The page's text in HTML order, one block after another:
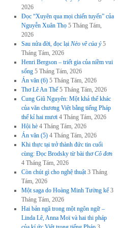
2026
Đọc “Xuyên qua mọi chiến tuyến” của
Nguyễn Xuân Thọ 5 Tháng Tám,
2026
Sau nửa đời, đọc lại Nẻo về của ý 5
Tháng Tám, 2026
Henri Bergson – triết gia của niềm vui
sống 5 Tháng Tám, 2026
Án văn (6) 5 Tháng Tám, 2026
Thơ Lê An Thế 5 Tháng Tám, 2026
Cung Giũ Nguyên: Một khả thể khác
của văn chương Việt bằng tiếng Pháp
thế kỉ hai mươi 4 Tháng Tám, 2026
Hội hè 4 Tháng Tám, 2026
Án văn (5) 4 Tháng Tám, 2026
Khi thực tại trở thành đức tin cuối
cùng: Đọc Brodsky từ bài thơCô đơn
4 Tháng Tám, 2026
Còn chút gì cho nghệ thuật 3 Tháng
Tám, 2026
Một saga do Hoàng Minh Tường kể 3
Tháng Tám, 2026
Hai bản ngã trong một ngôn ngữ –
Linda Lê, Anna Moï và hai thi pháp